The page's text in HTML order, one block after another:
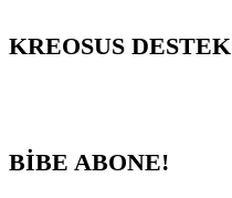
KREOSUS DESTEK
BİBE ABONE!